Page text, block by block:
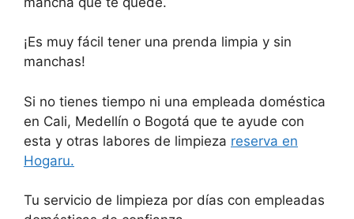
¡Es muy fácil tener una prenda limpia y sin
manchas!
Si no tienes tiempo ni una empleada doméstica
en Cali, Medellín o Bogotá que te ayude con
esta y otras labores de limpieza reserva en
Hogaru.
Tu servicio de limpieza por días con empleadas